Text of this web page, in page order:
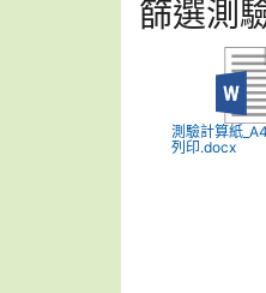
篩選測
測驗計算紙
列印.docx